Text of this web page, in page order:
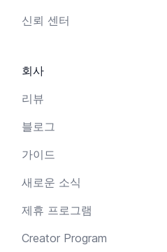
신뢰 센터
회사
리뷰
블로그
가이드
새로운 소식
제휴 프로그램
Creator Program